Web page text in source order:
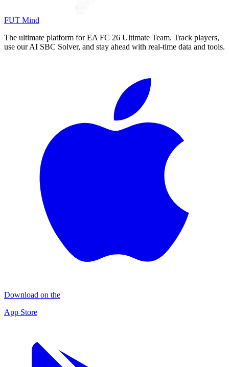
FUT Mind
The ultimate platform for EA FC 26 Ultimate Team. Track players,
use our AI SBC Solver, and stay ahead with real-time data and tools.
Download on the
App Store